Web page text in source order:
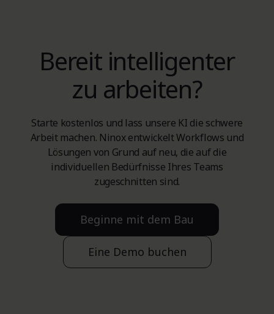
Bereit intelligenter
zu arbeiten?
Starte kostenlos und lass unsere KI die schwere
Arbeit machen. Ninox entwickelt Workflows und
Lösungen von Grund auf neu, die auf die
individuellen Bedürfnisse Ihres Teams
zugeschnitten sind.
Beginne mit dem Bau
Eine Demo buchen